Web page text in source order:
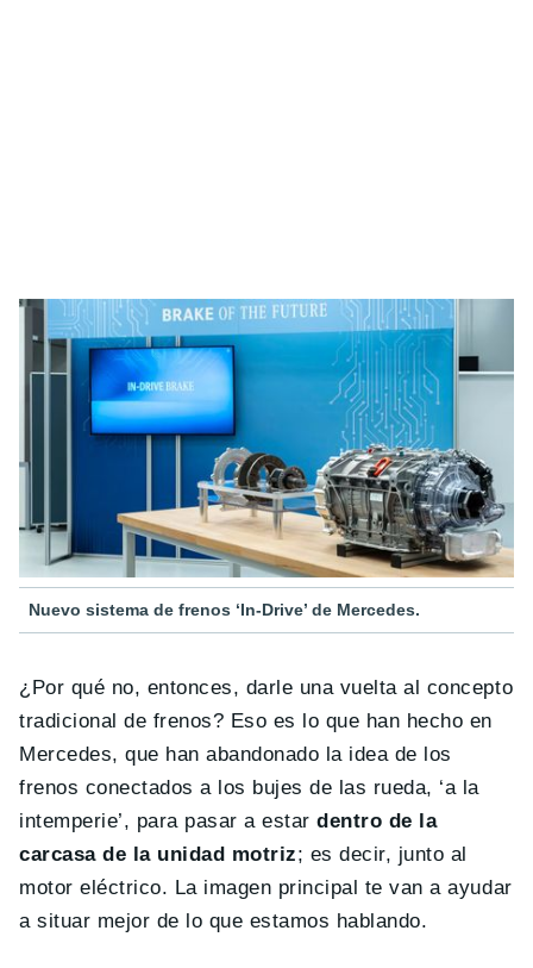
Nuevo sistema de frenos ‘In-Drive’ de Mercedes.
¿Por qué no, entonces, darle una vuelta al concepto
tradicional de frenos? Eso es lo que han hecho en
Mercedes, que han abandonado la idea de los
frenos conectados a los bujes de las rueda, ‘a la
intemperie’, para pasar a estardentro de la
carcasa de la unidad motriz; es decir, junto al
motor eléctrico. La imagen principal te van a ayudar
a situar mejor de lo que estamos hablando.